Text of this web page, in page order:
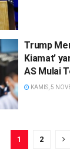
Trump
Kiamat’
AS Mulai
KAMIS, 5
1 2